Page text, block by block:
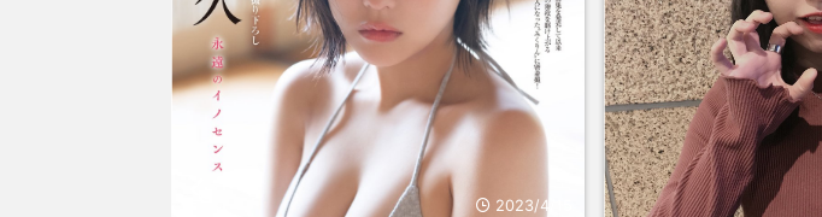
安倍国葬たったの2.5億円に批判してる奴らって幾らならOKな... / 気になるニュースまとめ
アンテナ
(8/29 00:00)
【悲報】乃木中３０ｔｈヒット祈願が死ぬほど / 気になるニュースまとめアンテナ (8/29
00:00)
【モバマスSS】志希「苺の美味しい食べ方。そして雪美と食べる... / 気になるニュースま
とめアンテナ
(8/29 00:00)
【速報】スプラトゥーン公式、謝罪 / 気になるニュースまとめアンテナ (8/28 23:50)
Powered by livedoor 相互RSS
2023/4/5